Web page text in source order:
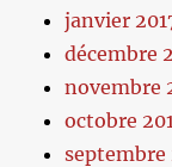
janvier
décembre
novembre
octobre
septembre